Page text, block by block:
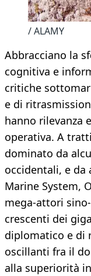
/ ALAMY
Abbracciano la
cognitiva e
critiche
e di
hanno rilevanza
operativa. A
dominato da
occidentali, e da
Marine System,
mega-attori
crescenti dei
diplomatico e di
oscillanti fra il
alla superiorità